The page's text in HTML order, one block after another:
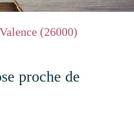
(26000)
proche de